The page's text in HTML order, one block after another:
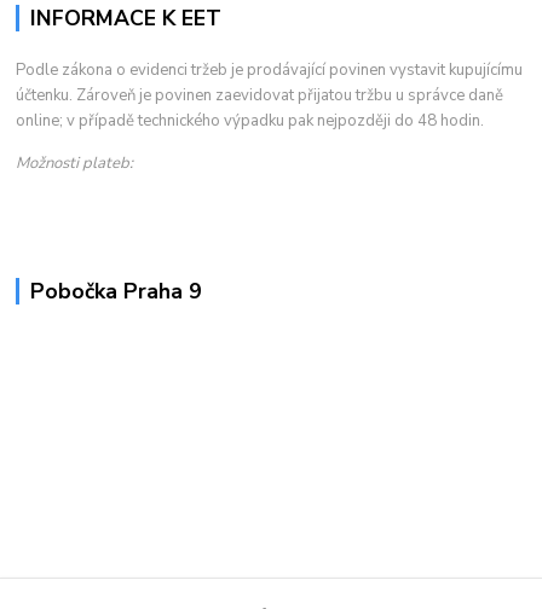
INFORMACE K EET
Podle zákona o evidenci tržeb je prodávající povinen vystavit kupujícímu
účtenku. Zároveň je povinen zaevidovat přijatou tržbu u správce daně
online; v případě technického výpadku pak nejpozději do 48 hodin.
Možnosti plateb:
Pobočka Praha 9